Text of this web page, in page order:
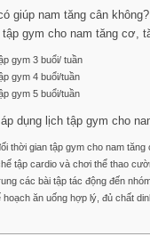
giúp nam tăng cân không?
gym cho nam tăng cơ,
gym 3 buổi/ tuần
gym 4 buổi/tuần
gym 5 buổi/tuần
dụng lịch tập gym cho
thời gian tập gym cho nam tăng
tập cardio và chơi thể thao
các bài tập tác động đến
hoạch ăn uống hợp lý, đủ chất